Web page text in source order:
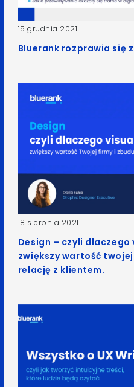
15 grudnia 2021
Bluerank rozprawia się
18 sierpnia 2021
Design – czyli
zwiększy wartość
relację z klientem.